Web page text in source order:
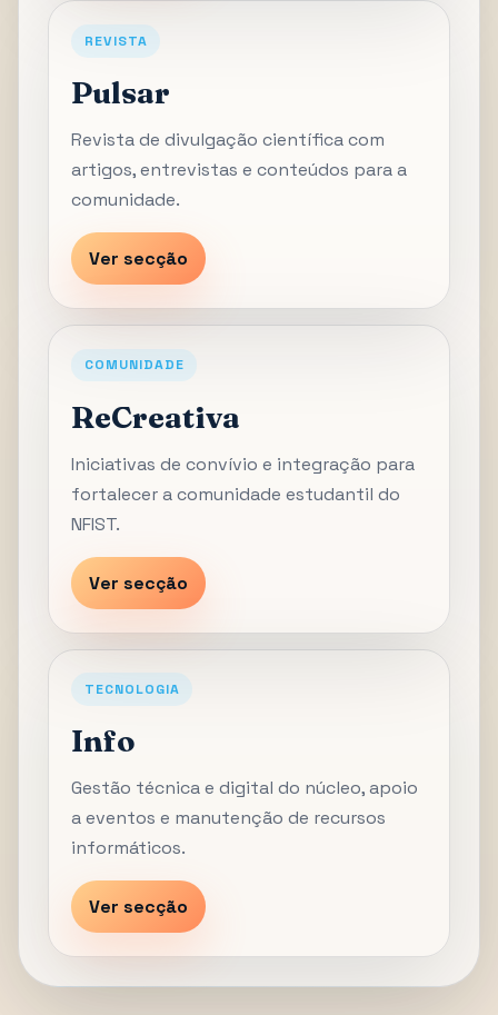
REVISTA
Pulsar
Revista de divulgação científica com
artigos, entrevistas e conteúdos para a
comunidade.
Ver secção
COMUNIDADE
ReCreativa
Iniciativas de convívio e integração para
fortalecer a comunidade estudantil do
NFIST.
Ver secção
TECNOLOGIA
Info
Gestão técnica e digital do núcleo, apoio
a eventos e manutenção de recursos
informáticos.
Ver secção